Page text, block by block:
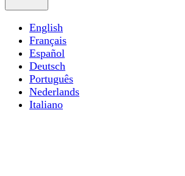
English
Français
Español
Deutsch
Português
Nederlands
Italiano